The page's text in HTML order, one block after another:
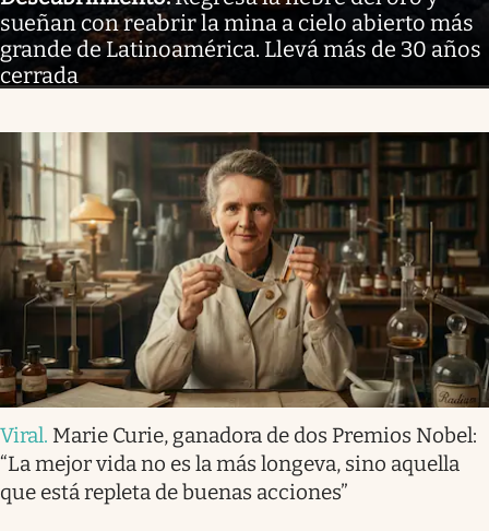
sueñan con reabrir la mina a cielo abierto más
grande de Latinoamérica. Llevá más de 30 años
cerrada
Viral. Marie Curie, ganadora de dos Premios Nobel:
“La mejor vida no es la más longeva, sino aquella
que está repleta de buenas acciones”